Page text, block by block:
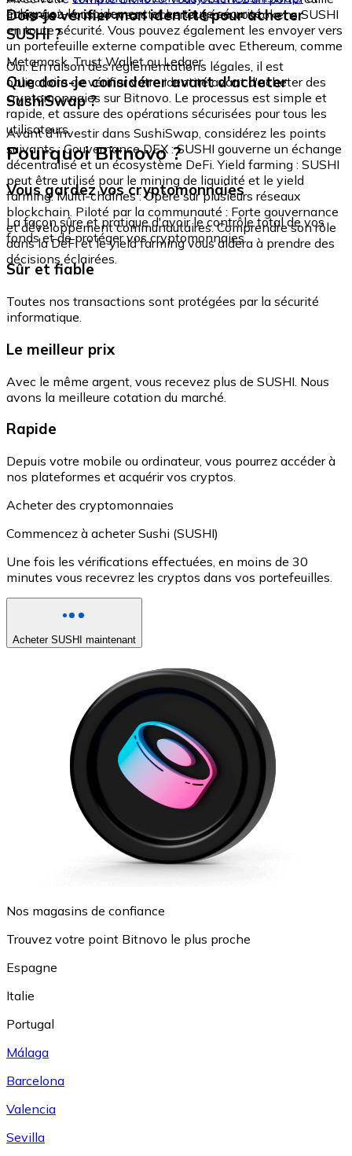
échangez-le rapidement et en toute sécurité.
intégré où vous pouvez stocker et gérer vos tokens SUSHI
en toute sécurité. Vous pouvez également les envoyer vers
un portefeuille externe compatible avec Ethereum, comme
Metamask, Trust Wallet ou Ledger.
Dois-je vérifier mon identité pour acheter
SUSHI ?
Oui. En raison des réglementations légales, il est
obligatoire de vérifier votre identité avant d'acheter des
cryptomonnaies sur Bitnovo. Le processus est simple et
rapide, et assure des opérations sécurisées pour tous les
utilisateurs.
Que dois-je considérer avant d'acheter
SushiSwap ?
Avant d'investir dans SushiSwap, considérez les points
suivants : Gouvernance DEX : SUSHI gouverne un échange
décentralisé et un écosystème DeFi. Yield farming : SUSHI
peut être utilisé pour le mining de liquidité et le yield
farming. Multi-chaînes : Opère sur plusieurs réseaux
blockchain. Piloté par la communauté : Forte gouvernance
et développement communautaires. Comprendre son rôle
dans la DeFi et le yield farming vous aidera à prendre des
décisions éclairées.
Pourquoi Bitnovo ?
Vous gardez vos cryptomonnaies
La façon sûre et pratique d'avoir le contrôle total de vos
fonds et de protéger vos cryptomonnaies.
Sûr et fiable
Toutes nos transactions sont protégées par la sécurité
informatique.
Le meilleur prix
Avec le même argent, vous recevez plus de SUSHI. Nous
avons la meilleure cotation du marché.
Rapide
Depuis votre mobile ou ordinateur, vous pourrez accéder à
nos plateformes et acquérir vos cryptos.
Acheter des cryptomonnaies
Commencez à acheter Sushi (SUSHI)
Une fois les vérifications effectuées, en moins de 30
minutes vous recevrez les cryptos dans vos portefeuilles.
Acheter SUSHI maintenant
Nos magasins de confiance
Trouvez votre point Bitnovo le plus proche
Espagne
Italie
Portugal
Málaga
Barcelona
Valencia
Sevilla